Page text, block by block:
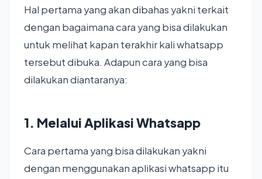
Hal pertama yang akan dibahas yakni terkait
dengan bagaimana cara yang bisa dilakukan
untuk melihat kapan terakhir kali whatsapp
tersebut dibuka. Adapun cara yang bisa
dilakukan diantaranya:
1. Melalui Aplikasi Whatsapp
Cara pertama yang bisa dilakukan yakni
dengan menggunakan aplikasi whatsapp itu